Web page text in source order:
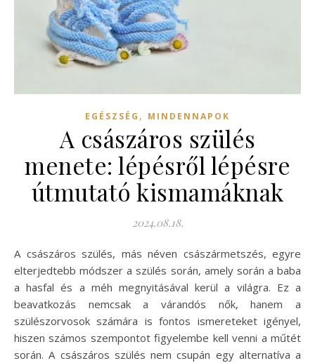
EGÉSZSÉG , MINDENNAPOK
A császáros szülés
menete: lépésről lépésre
útmutató kismamáknak
2024.08.18.
A császáros szülés, más néven császármetszés, egyre
elterjedtebb módszer a szülés során, amely során a baba
a hasfal és a méh megnyitásával kerül a világra. Ez a
beavatkozás nemcsak a várandós nők, hanem a
szülészorvosok számára is fontos ismereteket igényel,
hiszen számos szempontot figyelembe kell venni a műtét
során. A császáros szülés nem csupán egy alternatíva a